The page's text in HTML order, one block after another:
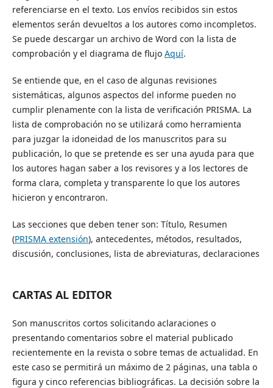
referenciarse en el texto. Los envíos recibidos sin estos
elementos serán devueltos a los autores como incompletos.
Se puede descargar un archivo de Word con la lista de
comprobación y el diagrama de flujo Aquí.
Se entiende que, en el caso de algunas revisiones
sistemáticas, algunos aspectos del informe pueden no
cumplir plenamente con la lista de verificación PRISMA. La
lista de comprobación no se utilizará como herramienta
para juzgar la idoneidad de los manuscritos para su
publicación, lo que se pretende es ser una ayuda para que
los autores hagan saber a los revisores y a los lectores de
forma clara, completa y transparente lo que los autores
hicieron y encontraron.
Las secciones que deben tener son: Título, Resumen
(PRISMA extensión), antecedentes, métodos, resultados,
discusión, conclusiones, lista de abreviaturas, declaraciones
CARTAS AL EDITOR
Son manuscritos cortos solicitando aclaraciones o
presentando comentarios sobre el material publicado
recientemente en la revista o sobre temas de actualidad. En
este caso se permitirá un máximo de 2 páginas, una tabla o
figura y cinco referencias bibliográficas. La decisión sobre la